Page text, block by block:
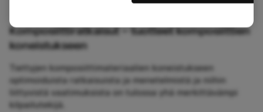
Komposiittiratkaisut – tuotteet komposiittien
koneistukseen
Tiettyjen komposiittimateriaalien koneistukseen
optimoiduista ratkaisuista ja menetelmistä ja niihin
liittyvistä vaatimuksista on tulossa yhä merkittävämpi
kilpailutekijä.